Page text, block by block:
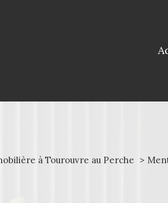
à Tourouvre au Perche